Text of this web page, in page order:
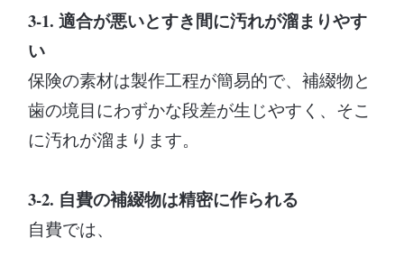
3-1. 適合が悪いとすき間に汚れが溜まりやす
い
保険の素材は製作工程が簡易的で、補綴物と
歯の境目にわずかな段差が生じやすく、そこ
に汚れが溜まります。
3-2. 自費の補綴物は精密に作られる
自費では、